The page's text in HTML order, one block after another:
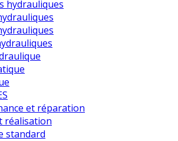
hydrauliques
et réparation
réalisation
standard